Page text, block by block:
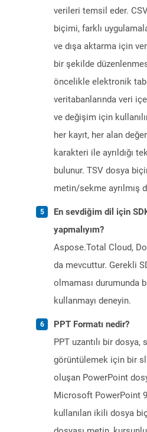
verileri temsil eder.
biçimi, farklı
ve dışa aktarma için
bir şekilde
öncelikle elektronik
veritabanlarında veri
ve değişim için
her kayıt, her alan
karakteri ile ayrıldığı
bulunur. TSV dosya
metin/sekme ayrılmış
En sevdiğim dil için
yapmalıyım?
Aspose.Total Cloud,
da mevcuttur. Gerekli
olmaması durumunda
kullanmayı deneyin.
PPT Formatı nedir?
PPT uzantılı bir
görüntülemek için bir
oluşan PowerPoint
Microsoft PowerPoint
kullanılan ikili dosya